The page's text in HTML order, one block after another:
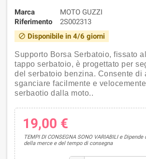
Marca
MOTO GUZZI
Riferimento
2S002313
block Disponibile in 4/6 giorni
Supporto Borsa Serbatoio, fissato
tappo serbatoio, è progettato per
del serbatoio benzina. Consente di
sganciare facilmente e
serbaotio dalla moto..
19,00 €
TEMPI DI CONSEGNA SONO VARIABILI e
della merce e del tempo di consegna